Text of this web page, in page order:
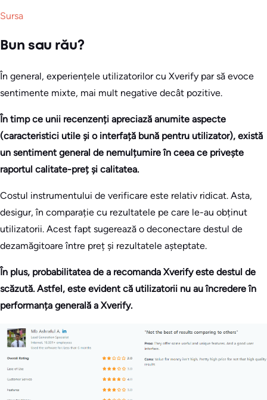
Sursa
Bun sau rău?
În general, experiențele utilizatorilor cu Xverify par să evoce
sentimente mixte, mai mult negative decât pozitive.
În timp ce unii recenzenți apreciază anumite aspecte
(caracteristici utile și o interfață bună pentru utilizator), există
un sentiment general de nemulțumire în ceea ce privește
raportul calitate-preț și calitatea.
Costul instrumentului de verificare este relativ ridicat. Asta,
desigur, în comparație cu rezultatele pe care le-au obținut
utilizatorii. Acest fapt sugerează o deconectare destul de
dezamăgitoare între preț și rezultatele așteptate.
În plus, probabilitatea de a recomanda Xverify este destul de
scăzută. Astfel, este evident că utilizatorii nu au încredere în
performanța generală a Xverify.